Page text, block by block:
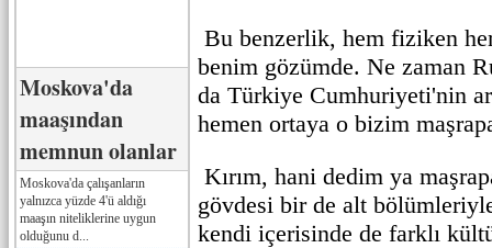
Moskova'da
maaşından
memnun olanlar
Moskova'da çalışanların
yalnızca yüzde 4'ü aldığı
maaşın niteliklerine uygun
olduğunu d...
Bu benzerlik, hem fiziken
benim gözümde. Ne zaman
da Türkiye Cumhuriyeti'nin
hemen ortaya o bizim
Kırım, hani dedim ya
gövdesi bir de alt
kendi içerisinde de farklı